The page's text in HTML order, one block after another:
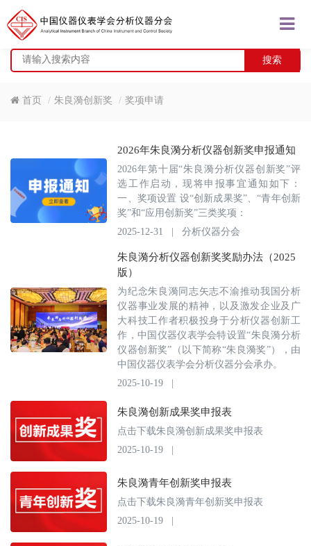
搜索
首页 朱良漪创新奖 奖项申请
2026年朱良漪分析仪器创新奖申报通知
2026年第十届“朱良漪分析仪器创新奖”评
选工作启动，现将申报事宜通知如下：
一、奖项设置 设“创新成果奖”、“青年创新
奖”和“应用创新奖”三类奖项：
2025-12-31
分析仪器分会
朱良漪分析仪器创新奖奖励办法（2025
版）
为纪念朱良漪同志矢志不渝推动我国分析
仪器事业发展的精神，以及激发企业及广
大科技工作者积极投身于分析仪器创新工
作，中国仪器仪表学会特设置“朱良漪分析
仪器创新奖”（以下简称“朱良漪奖”），由
中国仪器仪表学会分析仪器分会承办。
2025-10-19
朱良漪创新成果奖申报表
点击下载朱良漪创新成果奖申报表
2025-10-19
朱良漪青年创新奖申报表
点击下载朱良漪青年创新奖申报表
2025-10-19